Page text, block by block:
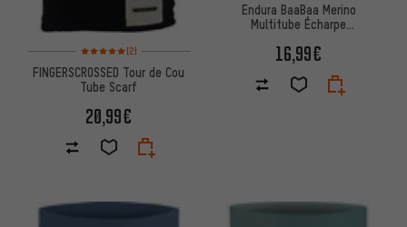
Note moyenne : 5 sur 5 d'après 2 avis
(2)
FINGERSCROSSED Tour de Cou
Tube Scarf
20,99€
Endura BaaBaa Merino
Multitube Écharpe
16,99€